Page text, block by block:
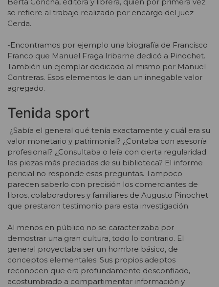
se refiere al trabajo realizado por encargo del juez
Cerda.
-Encontramos por ejemplo una biografía de Francisco
Franco que Manuel Fraga Iribarne dedicó a Pinochet.
También un ejemplar dedicado al mismo por Manuel
Contreras. Esos elementos le dan un innegable valor
agregado.
Tenida sport
¿Sabía el general qué tenía exactamente y cuál era su
valor monetario y patrimonial? ¿Contaba con asesoría
profesional? ¿Consultaba o leía con cierta regularidad
las piezas más preciadas de su biblioteca? El informe
pericial no responde esas preguntas. Tampoco
parecen saberlo con precisión los comerciantes de
libros, colaboradores y familiares de Augusto Pinochet
que prestaron testimonio para esta investigación.
Al menos en público no se caracterizaba por
demostrar una gran cultura, todo lo contrario. El
general proyectaba ser un hombre básico, de
conceptos elementales. Sus propios adeptos
reconocen que era profundamente desconfiado,
acostumbrado a compartimentar información y